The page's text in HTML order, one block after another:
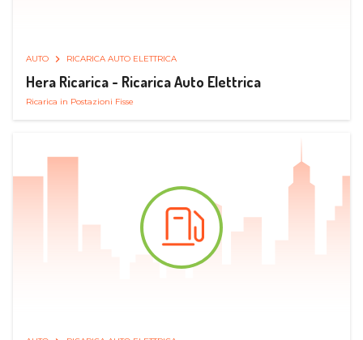
AUTO RICARICA AUTO ELETTRICA
Hera Ricarica - Ricarica Auto Elettrica
Ricarica in Postazioni Fisse